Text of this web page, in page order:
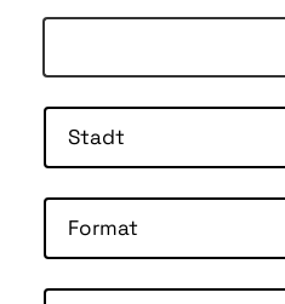
Stadt
Format